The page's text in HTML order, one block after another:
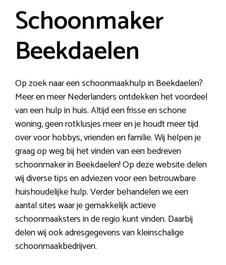
Schoonmaker
Beekdaelen
Op zoek naar een schoonmaakhulp in Beekdaelen?
Meer en meer Nederlanders ontdekken het voordeel
van een hulp in huis. Altijd een frisse en schone
woning, geen rotklusjes meer en je houdt meer tijd
over voor hobbys, vrienden en familie. Wij helpen je
graag op weg bij het vinden van een bedreven
schoonmaker in Beekdaelen! Op deze website delen
wij diverse tips en adviezen voor een betrouwbare
huishoudelijke hulp. Verder behandelen we een
aantal sites waar je gemakkelijk actieve
schoonmaaksters in de regio kunt vinden. Daarbij
delen wij ook adresgegevens van kleinschalige
schoonmaakbedrijven.